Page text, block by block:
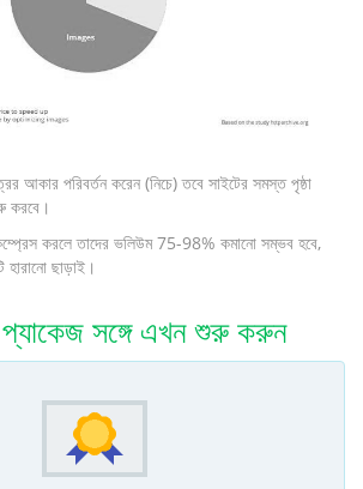
আকার পরিবর্তন করেন (নিচে) তবে সাইটের সমস্ত পৃষ্ঠা
করবে।
করলে তাদের ভলিউম 75-98% কমানো সম্ভব হবে,
হারানো ছাড়াই।
প্যাকেজ সঙ্গে এখন শুরু করুন